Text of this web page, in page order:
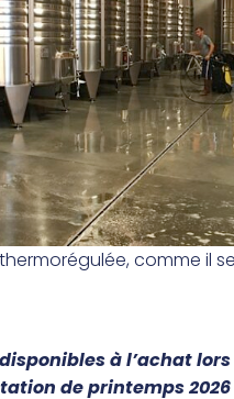
comme il
à l’achat
de printemps2026